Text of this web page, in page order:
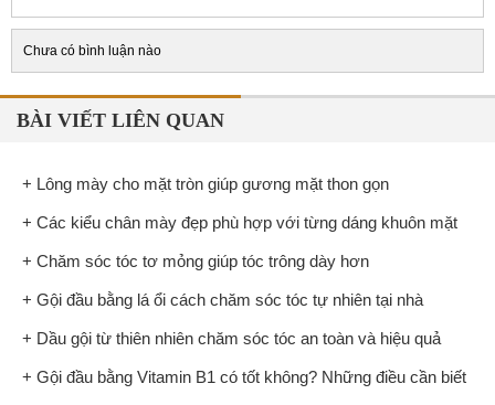
Chưa có bình luận nào
BÀI VIẾT LIÊN QUAN
+ Lông mày cho mặt tròn giúp gương mặt thon gọn
+ Các kiểu chân mày đẹp phù hợp với từng dáng khuôn mặt
+ Chăm sóc tóc tơ mỏng giúp tóc trông dày hơn
+ Gội đầu bằng lá ổi cách chăm sóc tóc tự nhiên tại nhà
+ Dầu gội từ thiên nhiên chăm sóc tóc an toàn và hiệu quả
+ Gội đầu bằng Vitamin B1 có tốt không? Những điều cần biết